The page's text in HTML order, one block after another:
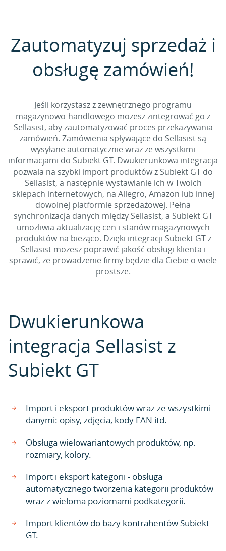
Zautomatyzuj sprzedaż i
obsługę zamówień!
Jeśli korzystasz z zewnętrznego programu
magazynowo-handlowego możesz zintegrować go z
Sellasist, aby zautomatyzować proces przekazywania
zamówień. Zamówienia spływające do Sellasist są
wysyłane automatycznie wraz ze wszystkimi
informacjami do Subiekt GT. Dwukierunkowa integracja
pozwala na szybki import produktów z Subiekt GT do
Sellasist, a następnie wystawianie ich w Twoich
sklepach internetowych, na Allegro, Amazon lub innej
dowolnej platformie sprzedażowej. Pełna
synchronizacja danych między Sellasist, a Subiekt GT
umożliwia aktualizację cen i stanów magazynowych
produktów na bieżąco. Dzięki integracji Subiekt GT z
Sellasist możesz poprawić jakość obsługi klienta i
sprawić, że prowadzenie firmy będzie dla Ciebie o wiele
prostsze.
Dwukierunkowa
integracja Sellasist z
Subiekt GT
Import i eksport produktów wraz ze wszystkimi
danymi: opisy, zdjęcia, kody EAN itd.
Obsługa wielowariantowych produktów, np.
rozmiary, kolory.
Import i eksport kategorii - obsługa
automatycznego tworzenia kategorii produktów
wraz z wieloma poziomami podkategorii.
Import klientów do bazy kontrahentów Subiekt
GT.